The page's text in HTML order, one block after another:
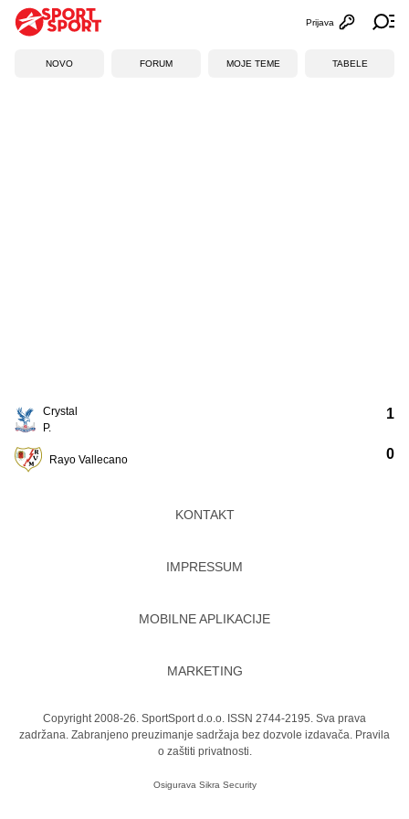
Otvori
Prijava
NOVO FORUM MOJE TEME TABELE
Crystal
P.
Rayo Vallecano
1
0
KONTAKT
IMPRESSUM
MOBILNE APLIKACIJE
MARKETING
Copyright 2008-26. SportSport d.o.o. ISSN 2744-2195. Sva prava
zadržana. Zabranjeno preuzimanje sadržaja bez dozvole izdavača. Pravila
o zaštiti privatnosti.
Osigurava Sikra Security